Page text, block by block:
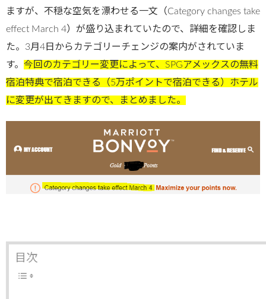
ますが、不穏な空気を漂わせる一文（Category changes take
effect March 4）が盛り込まれていたので、詳細を確認しま
た。3月4日からカテゴリーチェンジの案内がされていま
す。 今回のカテゴリー変更によって、SPGアメックスの無料
宿泊特典で宿泊できる（5万ポイントで宿泊できる）ホテル
に変更が出てきますので、まとめました。
目次